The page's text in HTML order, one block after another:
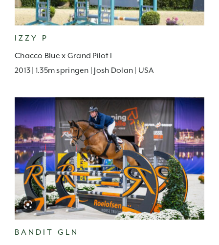
IZZY P
Chacco Blue x Grand Pilot I
2013 | 1.35m springen | Josh Dolan | USA
BANDIT GLN